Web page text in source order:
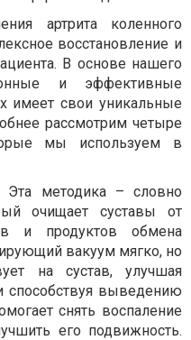
артрита коленного
восстановление и
В основе нашего
и эффективные
имеет свои уникальные
рассмотрим четыре
мы используем в
Эта методика – словно
очищает суставы от
и продуктов обмена
вакуум мягко, но
на сустав, улучшая
способствуя выведению
снять воспаление
его подвижность.